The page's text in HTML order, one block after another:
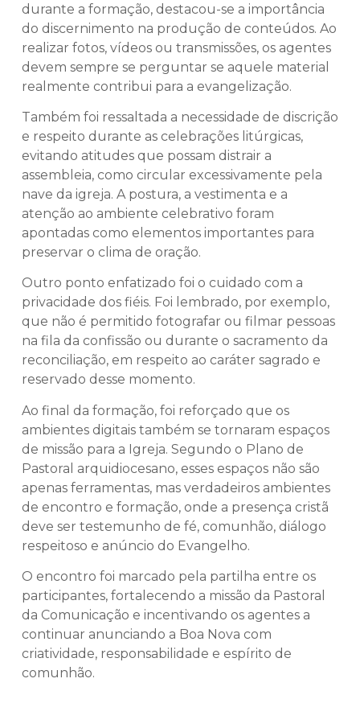
durante a formação, destacou-se a importância
do discernimento na produção de conteúdos. Ao
realizar fotos, vídeos ou transmissões, os agentes
devem sempre se perguntar se aquele material
realmente contribui para a evangelização.
Também foi ressaltada a necessidade de discrição
e respeito durante as celebrações litúrgicas,
evitando atitudes que possam distrair a
assembleia, como circular excessivamente pela
nave da igreja. A postura, a vestimenta e a
atenção ao ambiente celebrativo foram
apontadas como elementos importantes para
preservar o clima de oração.
Outro ponto enfatizado foi o cuidado com a
privacidade dos fiéis. Foi lembrado, por exemplo,
que não é permitido fotografar ou filmar pessoas
na fila da confissão ou durante o sacramento da
reconciliação, em respeito ao caráter sagrado e
reservado desse momento.
Ao final da formação, foi reforçado que os
ambientes digitais também se tornaram espaços
de missão para a Igreja. Segundo o Plano de
Pastoral arquidiocesano, esses espaços não são
apenas ferramentas, mas verdadeiros ambientes
de encontro e formação, onde a presença cristã
deve ser testemunho de fé, comunhão, diálogo
respeitoso e anúncio do Evangelho.
O encontro foi marcado pela partilha entre os
participantes, fortalecendo a missão da Pastoral
da Comunicação e incentivando os agentes a
continuar anunciando a Boa Nova com
criatividade, responsabilidade e espírito de
comunhão.